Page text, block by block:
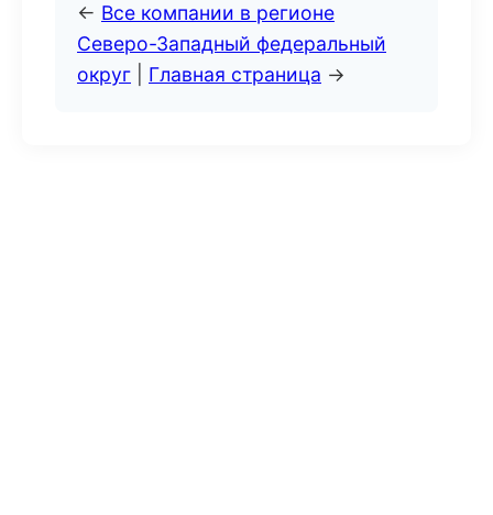
← Все компании в регионе
Северо-Западный федеральный
округ
Главная страница →